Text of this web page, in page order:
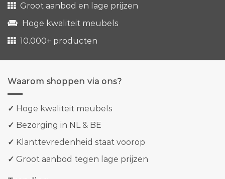
Groot aanbod en lage prijzen
Hoge kwaliteit meubels
10.000+ producten
Waarom shoppen via ons?
✓ Hoge kwaliteit meubels
✓ Bezorging in NL & BE
✓ Klanttevredenheid staat voorop
✓ Groot aanbod tegen lage prijzen